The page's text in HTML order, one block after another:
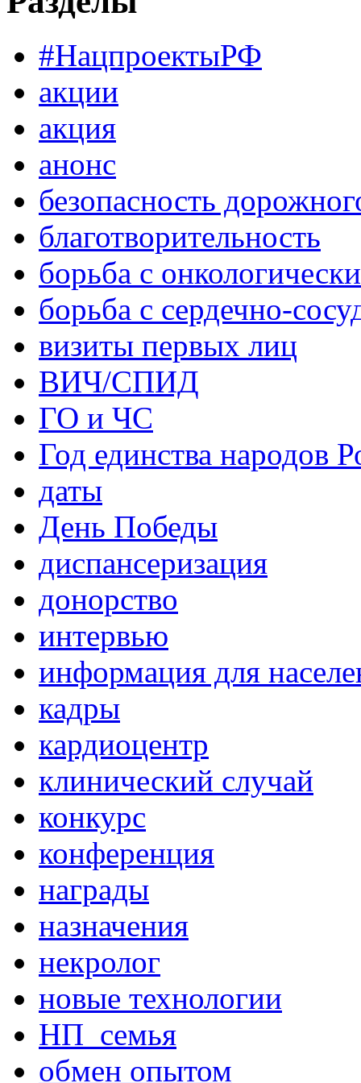
#НацпроектыРФ
акции
акция
анонс
безопасность
благотворительность
борьба с
борьба с сердечно-
визиты первых лиц
ВИЧ/СПИД
ГО и ЧС
Год единства народов
даты
День Победы
диспансеризация
донорство
интервью
информация для
кадры
кардиоцентр
клинический случай
конкурс
конференция
награды
назначения
некролог
новые технологии
НП_семья
обмен опытом